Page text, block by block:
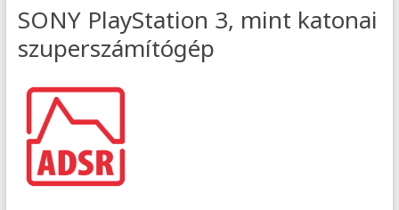
SONY PlayStation 3, mint katonai
szuperszámítógép